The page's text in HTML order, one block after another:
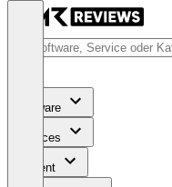
Software
Services
Content